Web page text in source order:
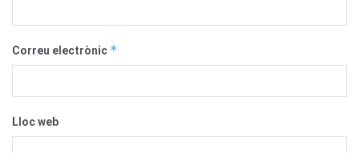
Correu electrònic *
Lloc web